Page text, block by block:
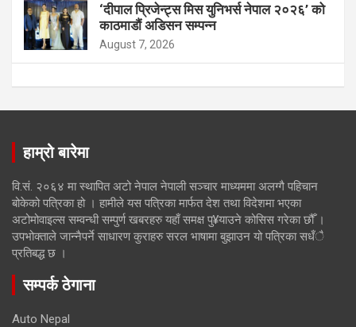
‘दीपाल प्रिजेन्ट्स मिस युनिभर्स नेपाल २०२६’ को
काठमाडौं अडिसन सम्पन्न
August 7, 2026
हाम्रो बारेमा
वि.सं. २०६४ मा स्थापित अटो नेपाल नेपाली सञ्चार माध्यममा अलग्गै पहिचान
बोकेको पत्रिका हो । हामीले यस पत्रिका मार्फत देश तथा विदेशमा भएका
अटोमोवाइल्स सम्वन्धी सम्पुर्ण खबरहरु यहाँ समक्ष पु¥याउने कोसिस गरेका छौँ ।
उपभोक्ताले जान्नैपर्ने साधारण कुराहरु सरल भाषामा बुझाउन यो पत्रिका सधँै
प्रतिबद्ध छ ।
सम्पर्क ठेगाना
Auto Nepal